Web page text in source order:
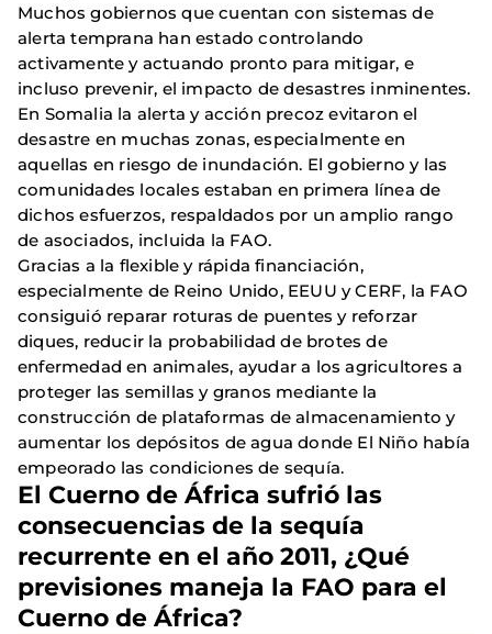
Muchos gobiernos que cuentan con sistemas de
alerta temprana han estado controlando
activamente y actuando pronto para mitigar, e
incluso prevenir, el impacto de desastres inminentes.
En Somalia la alerta y acción precoz evitaron el
desastre en muchas zonas, especialmente en
aquellas en riesgo de inundación. El gobierno y las
comunidades locales estaban en primera línea de
dichos esfuerzos, respaldados por un amplio rango
de asociados, incluida la FAO.
Gracias a la flexible y rápida financiación,
especialmente de Reino Unido, EEUU y CERF, la FAO
consiguió reparar roturas de puentes y reforzar
diques, reducir la probabilidad de brotes de
enfermedad en animales, ayudar a los agricultores a
proteger las semillas y granos mediante la
construcción de plataformas de almacenamiento y
aumentar los depósitos de agua donde El Niño había
empeorado las condiciones de sequía.
El Cuerno de África sufrió las
consecuencias de la sequía
recurrente en el año 2011, ¿Qué
previsiones maneja la FAO para el
Cuerno de África?